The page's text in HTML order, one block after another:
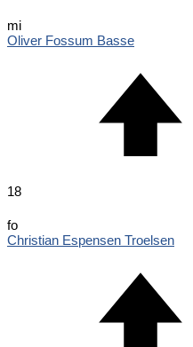
mi
Oliver Fossum Basse
18
fo
Christian Espensen Troelsen